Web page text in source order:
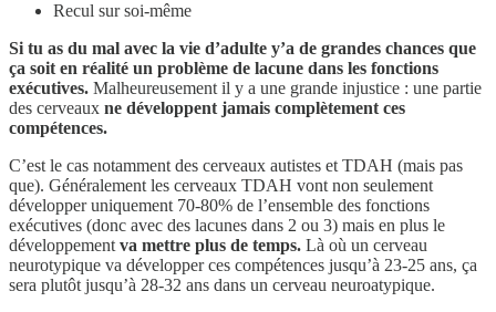
Recul sur soi-même
Si tu as du mal avec la vie d’adulte y’a de grandes chances que
ça soit en réalité un problème de lacune dans les fonctions
exécutives. Malheureusement il y a une grande injustice : une partie
des cerveaux ne développent jamais complètement ces
compétences.
C’est le cas notamment des cerveaux autistes et TDAH (mais pas
que). Généralement les cerveaux TDAH vont non seulement
développer uniquement 70-80% de l’ensemble des fonctions
exécutives (donc avec des lacunes dans 2 ou 3) mais en plus le
développement va mettre plus de temps. Là où un cerveau
neurotypique va développer ces compétences jusqu’à 23-25 ans, ça
sera plutôt jusqu’à 28-32 ans dans un cerveau neuroatypique.